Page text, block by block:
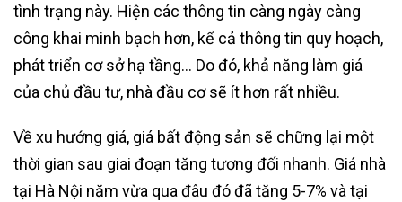
tình trạng này. Hiện các thông tin càng ngày càng
công khai minh bạch hơn, kể cả thông tin quy hoạch,
phát triển cơ sở hạ tầng… Do đó, khả năng làm giá
của chủ đầu tư, nhà đầu cơ sẽ ít hơn rất nhiều.
Về xu hướng giá, giá bất động sản sẽ chững lại một
thời gian sau giai đoạn tăng tương đối nhanh. Giá nhà
tại Hà Nội năm vừa qua đâu đó đã tăng 5-7% và tại